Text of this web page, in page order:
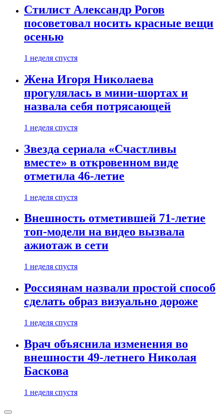
Стилист Александр Рогов
посоветовал носить красные вещи
осенью
1 неделя спустя
Жена Игоря Николаева
прогулялась в мини-шортах и
назвала себя потрясающей
1 неделя спустя
Звезда сериала «Счастливы
вместе» в откровенном виде
отметила 46-летие
1 неделя спустя
Внешность отметившей 71-летие
топ-модели на видео вызвала
ажиотаж в сети
1 неделя спустя
Россиянам назвали простой способ
сделать образ визуально дороже
1 неделя спустя
Врач объяснила изменения во
внешности 49-летнего Николая
Баскова
1 неделя спустя